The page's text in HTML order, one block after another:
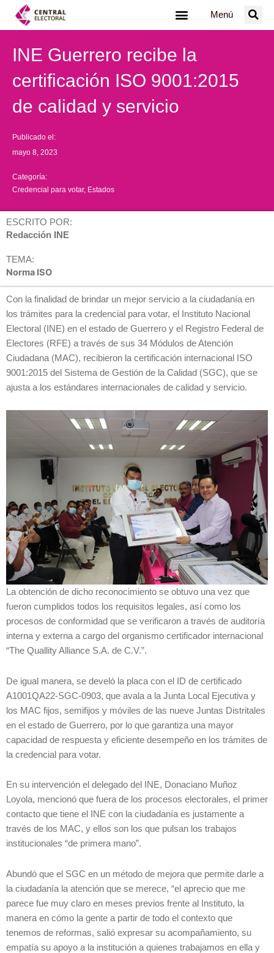
Menú
INE Guerrero recibe la
certificación ISO 9001:2015
de calidad y servicio
Publicado el:
mayo 8, 2023
Categoría:
Credencial para votar, Estados
ESCRITO POR:
Redacción INE
TEMA:
Norma ISO
Con la finalidad de brindar un mejor servicio a la ciudadanía en
los trámites para la credencial para votar, el Instituto Nacional
Electoral (INE) en el estado de Guerrero y el Registro Federal de
Electores (RFE) a través de sus 34 Módulos de Atención
Ciudadana (MAC), recibieron la certificación internacional ISO
9001:2015 del Sistema de Gestión de la Calidad (SGC), que se
ajusta a los estándares internacionales de calidad y servicio.
La obtención de dicho reconocimiento se obtuvo una vez que
fueron cumplidos todos los requisitos legales, así como los
procesos de conformidad que se verificaron a través de auditoría
interna y externa a cargo del organismo certificador internacional
“The Quallity Alliance S.A. de C.V.”.
De igual manera, se develó la placa con el ID de certificado
A1001QA22-SGC-0903, que avala a la Junta Local Ejecutiva y
los MAC fijos, semifijos y móviles de las nueve Juntas Distritales
en el estado de Guerrero, por lo que garantiza una mayor
capacidad de respuesta y eficiente desempeño en los trámites de
la credencial para votar.
En su intervención el delegado del INE, Donaciano Muñoz
Loyola, mencionó que fuera de los procesos electorales, el primer
contacto que tiene el INE con la ciudadanía es justamente a
través de los MAC, y ellos son los que pulsan los trabajos
institucionales “de primera mano”.
Abundó que el SGC en un método de mejora que permite darle a
la ciudadanía la atención que se merece, “el aprecio que me
parece fue muy claro en meses previos frente al Instituto, la
manera en cómo la gente a partir de todo el contexto que
tenemos de reformas, salió expresar su acompañamiento, su
empatía su apoyo a la institución a quienes trabajamos en ella y